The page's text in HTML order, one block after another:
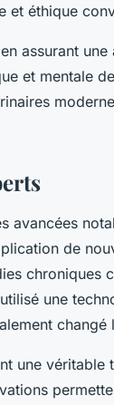
et éthique
assurant
et mentale
avancées
de
chroniques
une
changé
une véritable